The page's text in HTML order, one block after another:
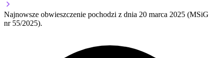
Najnowsze obwieszczenie pochodzi z dnia 20 marca 2025 (MSiG
nr 55/2025).